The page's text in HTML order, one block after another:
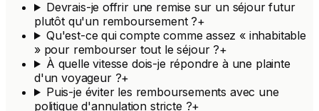
Devrais-je offrir une remise sur un séjour futur
plutôt qu'un remboursement ?+
Qu'est-ce qui compte comme assez « inhabitable
» pour rembourser tout le séjour ?+
À quelle vitesse dois-je répondre à une plainte
d'un voyageur ?+
Puis-je éviter les remboursements avec une
politique d'annulation stricte ?+